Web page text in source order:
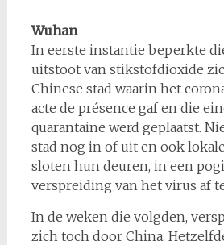
Wuhan
In eerste instantie beperkte
uitstoot van stikstofdioxide
Chinese stad waarin het
acte de présence gaf en die
quarantaine werd geplaatst.
stad nog in of uit en ook
sloten hun deuren, in een
verspreiding van het virus af
In de weken die volgden,
zich toch door China.